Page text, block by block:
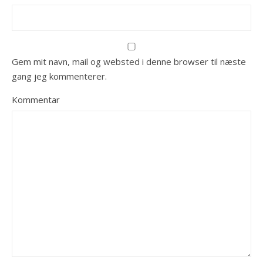
Gem mit navn, mail og websted i denne browser til næste
gang jeg kommenterer.
Kommentar